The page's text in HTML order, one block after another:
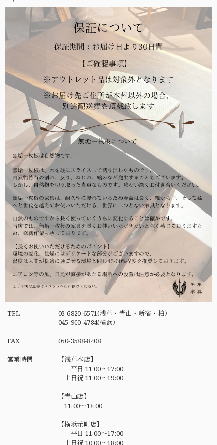
TEL
03-6820-6571(浅草・青山・新宿・柏）
045-900-4784(横浜）
FAX 050-3588-8408
営業時間
【浅草本店】
平日 11:00～17:00
土日祝 11:00～19:00
【青山店】
11:00～18:00
【横浜元町店】
平日 11:00～17:00
土日祝 10:00～18:00